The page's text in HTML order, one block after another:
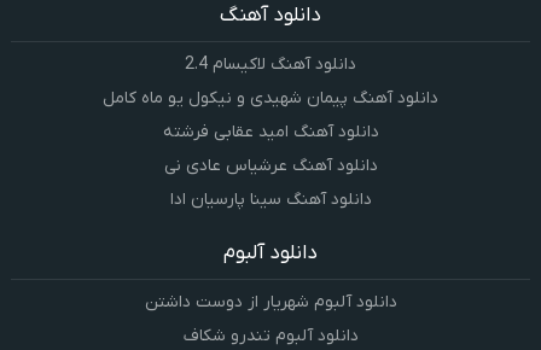
دانلود آهنگ
دانلود آهنگ لاکیسام 2.4
دانلود آهنگ پیمان شهیدی و نیکول یو ماه کامل
دانلود آهنگ امید عقابی فرشته
دانلود آهنگ عرشیاس عادی نی
دانلود آهنگ سینا پارسیان ادا
دانلود آلبوم
دانلود آلبوم شهریار از دوست داشتن
دانلود آلبوم تندرو شکاف